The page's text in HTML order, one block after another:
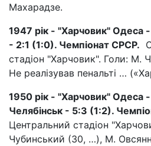
Махарадзе.
1947 рік - "Харчовик" Одеса
- 2:1 (1:0). Чемпіонат СРСР.
стадіон "Харчовик". Голи: М.
Не реалізував пенальті …
1950 рік - "Харчовик" Одеса
Челябінськ - 5:3 (1:2).
Центральний стадіон
Чубинський (30, …), М.